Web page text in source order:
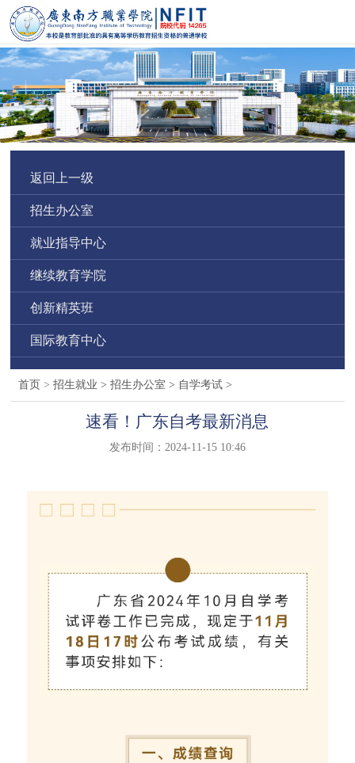
返回上一级
招生办公室
就业指导中心
继续教育学院
创新精英班
国际教育中心
首页 >招生就业 >招生办公室 > 自学考试 >
速看！广东自考最新消息
发布时间：2024-11-15 10:46